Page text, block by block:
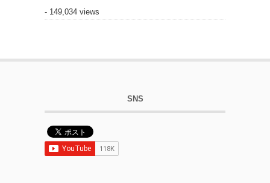
- 149,034 views
SNS